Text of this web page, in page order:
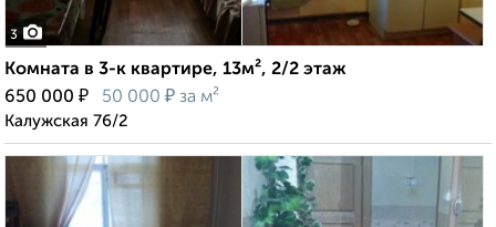
3
Комната в 3-к квартире, 13м², 2/2 этаж
650 000 ₽ 50 000 ₽ за м²
Калужская 76/2